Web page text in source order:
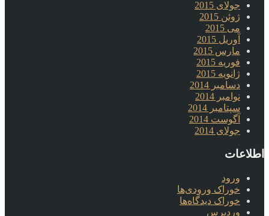
جولای 2015
ژوئن 2015
می 2015
آوریل 2015
مارس 2015
فوریه 2015
ژانویه 2015
دسامبر 2014
نوامبر 2014
سپتامبر 2014
آگوست 2014
جولای 2014
اطلاعات
ورود
خوراک ورودی‌ها
خوراک دیدگاه‌ها
وردپرس